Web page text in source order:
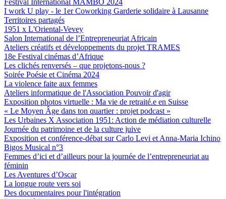
Festival International MAMBO 2024
I work U play - le 1er Coworking Garderie solidaire à Lausanne
Territoires partagés
1951 x L'Oriental-Vevey
Salon International de l’Entrepreneuriat Africain
Ateliers créatifs et développements du projet TRAMES
18e Festival cinémas d’Afrique
Les clichés renversés – que projetons-nous ?
Soirée Poésie et Cinéma 2024
La violence faite aux femmes
Ateliers informatique de l'Association Pouvoir d'agir
Exposition photos virtuelle : Ma vie de retraité.e en Suisse
« Le Moyen Âge dans ton quartier : projet podcast »
Les Urbaines X Association 1951: Action de médiation culturelle
Journée du patrimoine et de la culture juive
Exposition et conférence-débat sur Carlo Levi et Anna-Maria Ichino
Bigos Musical n°3
Femmes d’ici et d’ailleurs pour la journée de l’entrepreneuriat au
féminin
Les Aventures d’Oscar
La longue route vers soi
Des documentaires pour l'intégration